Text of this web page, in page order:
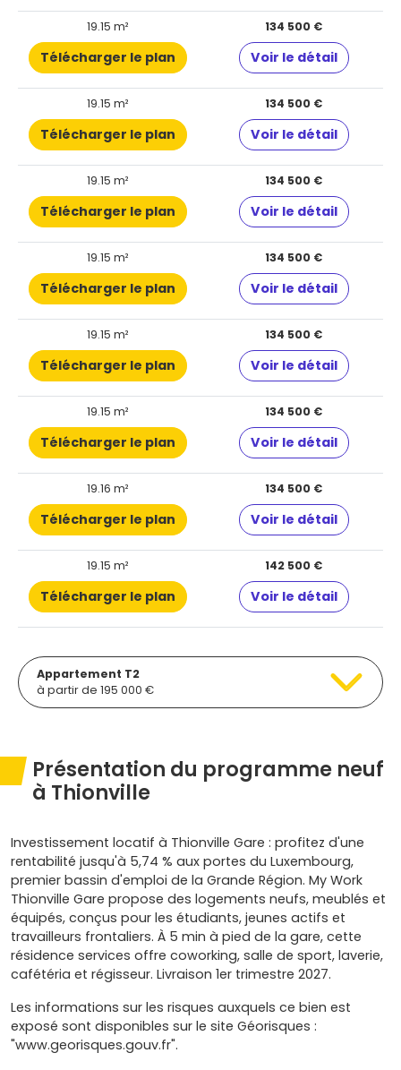
19.15 m² 134 500 €
Télécharger le plan Voir le détail
19.15 m² 134 500 €
Télécharger le plan Voir le détail
19.15 m² 134 500 €
Télécharger le plan Voir le détail
19.15 m² 134 500 €
Télécharger le plan Voir le détail
19.15 m² 134 500 €
Télécharger le plan Voir le détail
19.15 m² 134 500 €
Télécharger le plan Voir le détail
19.16 m² 134 500 €
Télécharger le plan Voir le détail
19.15 m² 142 500 €
Télécharger le plan Voir le détail
Appartement T2
à partir de 195 000 €
Présentation du programme neuf
à Thionville
Investissement locatif à Thionville Gare : profitez d'une
rentabilité jusqu'à 5,74 % aux portes du Luxembourg,
premier bassin d'emploi de la Grande Région. My Work
Thionville Gare propose des logements neufs, meublés et
équipés, conçus pour les étudiants, jeunes actifs et
travailleurs frontaliers. À 5 min à pied de la gare, cette
résidence services offre coworking, salle de sport, laverie,
cafétéria et régisseur. Livraison 1er trimestre 2027.
Les informations sur les risques auxquels ce bien est
exposé sont disponibles sur le site Géorisques :
"www.georisques.gouv.fr".